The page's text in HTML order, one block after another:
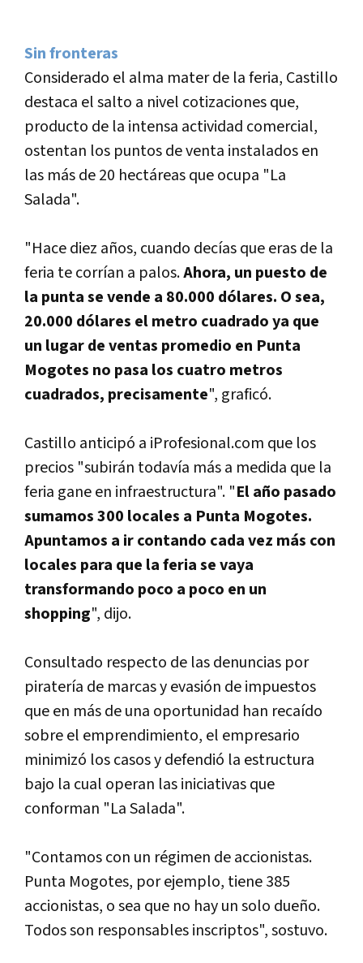
Sin fronteras
Considerado el alma mater de la feria, Castillo
destaca el salto a nivel cotizaciones que,
producto de la intensa actividad comercial,
ostentan los puntos de venta instalados en
las más de 20 hectáreas que ocupa "La
Salada".
"Hace diez años, cuando decí­as que eras de la
feria te corrí­an a palos.Ahora, un puesto de
la punta se vende a 80.000 dólares. O sea,
20.000 dólares el metro cuadrado ya que
un lugar de ventas promedio en Punta
Mogotes no pasa los cuatro metros
cuadrados, precisamente", graficó.
Castillo anticipó a iProfesional.com que los
precios "subirán todaví­a más a medida que la
feria gane en infraestructura". "El año pasado
sumamos 300 locales a Punta Mogotes.
Apuntamos a ir contando cada vez más con
locales para que la feria se vaya
transformando poco a poco en un
shopping", dijo.
Consultado respecto de las denuncias por
piraterí­a de marcas y evasión de impuestos
que en más de una oportunidad han recaí­do
sobre el emprendimiento, el empresario
minimizó los casos y defendió la estructura
bajo la cual operan las iniciativas que
conforman "La Salada".
"Contamos con un régimen de accionistas.
Punta Mogotes, por ejemplo, tiene 385
accionistas, o sea que no hay un solo dueño.
Todos son responsables inscriptos", sostuvo.